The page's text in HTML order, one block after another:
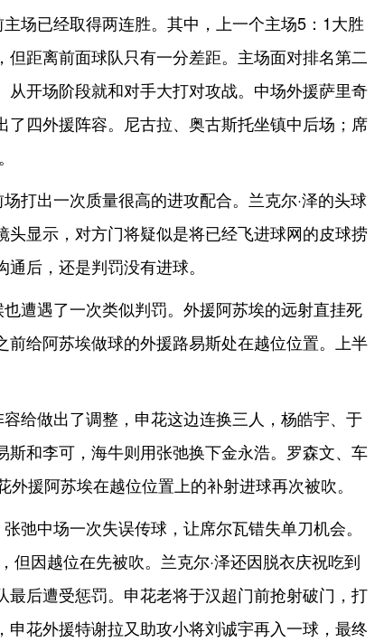
场已经取得两连胜。其中，上一个主场5：1大胜
但距离前面球队只有一分差距。主场面对排名第二
从开场阶段就和对手大打对攻战。中场外援萨里奇
了四外援阵容。尼古拉、奥古斯托坐镇中后场；席
打出一次质量很高的进攻配合。兰克尔·泽的头球
头显示，对方门将疑似是将已经飞进球网的皮球捞
后，还是判罚没有进球。
遭遇了一次类似判罚。外援阿苏埃的远射直挂死
前给阿苏埃做球的外援路易斯处在越位位置。上半
给做出了调整，申花这边连换三人，杨皓宇、于
斯和李可，海牛则用张弛换下金永浩。罗森文、车
援阿苏埃在越位位置上的补射进球再次被吹。
弛中场一次失误传球，让席尔瓦错失单刀机会。
但因越位在先被吹。兰克尔·泽还因脱衣庆祝吃到
最后遭受惩罚。申花老将于汉超门前抢射破门，打
花外援特谢拉又助攻小将刘诚宇再入一球，最终